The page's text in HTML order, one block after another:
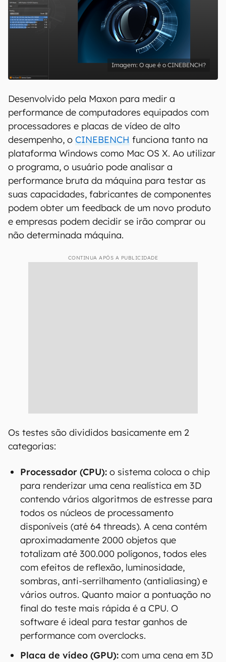
O que é o CINEBENCH?
Desenvolvido pela Maxon para medir a
performance de computadores equipados com
processadores e placas de vídeo de alto
desempenho, o CINEBENCH funciona tanto na
plataforma Windows como Mac OS X. Ao utilizar
o programa, o usuário pode analisar a
performance bruta da máquina para testar as
suas capacidades, fabricantes de componentes
podem obter um feedback de um novo produto
e empresas podem decidir se irão comprar ou
não determinada máquina.
CONTINUA APÓS A PUBLICIDADE
Os testes são divididos basicamente em 2
categorias:
Processador (CPU): o sistema coloca o chip
para renderizar uma cena realística em 3D
contendo vários algoritmos de estresse para
todos os núcleos de processamento
disponíveis (até 64 threads). A cena contém
aproximadamente 2000 objetos que
totalizam até 300.000 polígonos, todos eles
com efeitos de reflexão, luminosidade,
sombras, anti-serrilhamento (antialiasing) e
vários outros. Quanto maior a pontuação no
final do teste mais rápida é a CPU. O
software é ideal para testar ganhos de
performance com overclocks.
Placa de vídeo (GPU): com uma cena em 3D